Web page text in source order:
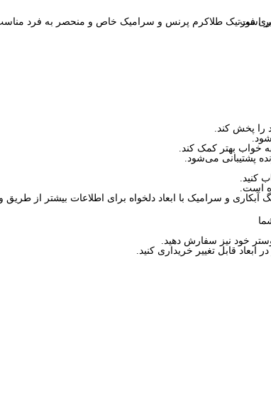
را پخش کند.
خواب بهتر کمک کند.
پشتیبانی می‌شود.
کنید.
و سرامیک با ابعاد دلخواه برای اطلاعات بیشتر از طریق
خود نیز سفارش دهید.
قابل تغییر خریداری کنید.